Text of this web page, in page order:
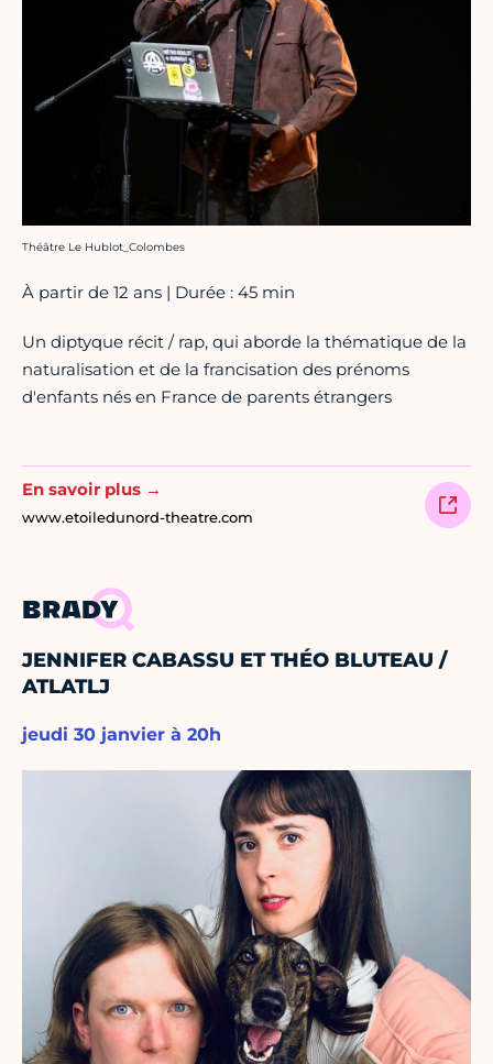
Crédit photo :
Théâtre Le Hublot_Colombes
À partir de 12 ans | Durée : 45 min
Un diptyque récit / rap, qui aborde la thématique de la
naturalisation et de la francisation des prénoms
d'enfants nés en France de parents étrangers
En savoir plus →
www.etoiledunord-theatre.com
BRADY
JENNIFER CABASSU ET THÉO BLUTEAU /
ATLATLJ
jeudi 30 janvier à 20h